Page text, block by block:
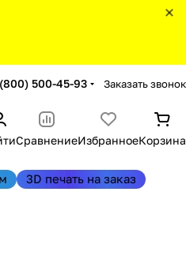
500-45-93 Заказать звонок
СравнениеИзбранноеКорзина
3D печать на заказ